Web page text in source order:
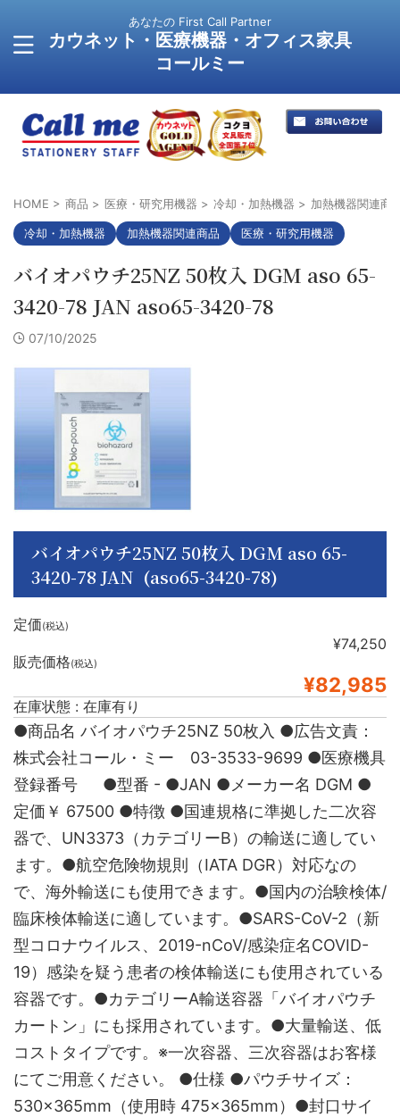
あなたの First Call Partner
カウネット・医療機器・オフィス家具
コールミー
HOME > 商品 > 医療・研究用機器 > 冷却・加熱機器 > 加熱機器関連商
冷却・加熱機器 加熱機器関連商品 医療・研究用機器
バイオパウチ25NZ 50枚入 DGM aso 65-
3420-78 JAN aso65-3420-78
07/10/2025
バイオパウチ25NZ 50枚入 DGM aso 65-
3420-78 JAN (aso65-3420-78)
定価(税込)
¥74,250
販売価格(税込)
¥82,985
在庫状態 : 在庫有り
●商品名 バイオパウチ25NZ 50枚入 ●広告文責：
株式会社コール・ミー 03-3533-9699 ●医療機具
登録番号 ●型番 - ●JAN ●メーカー名 DGM ●
定価￥ 67500 ●特徴 ●国連規格に準拠した二次容
器で、UN3373（カテゴリーB）の輸送に適してい
ます。●航空危険物規則（IATA DGR）対応なの
で、海外輸送にも使用できます。●国内の治験検体/
臨床検体輸送に適しています。●SARS-CoV-2（新
型コロナウイルス、2019-nCoV/感染症名COVID-
19）感染を疑う患者の検体輸送にも使用されている
容器です。●カテゴリーA輸送容器「バイオパウチ
カートン」にも採用されています。●大量輸送、低
コストタイプです。※一次容器、三次容器はお客様
にてご用意ください。 ●仕様 ●パウチサイズ：
530×365mm（使用時 475×365mm）●封口サイ